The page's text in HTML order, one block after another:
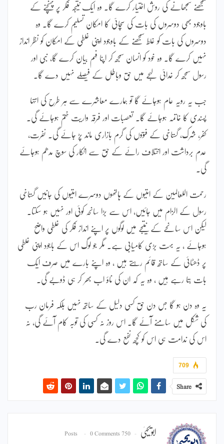
سمجھنے سمجھانے کی روش اختیار کرے گا۔ وہ ایک نتیجہ فکر پر پہنچنے کے
باوجود بھی دوسروں کی بات کی سچائی کا امکان تسلیم کرے گا۔ وہ
دوسروں کی بات کو غلط سمجھنے کے باوجود اپنی غلطی کے امکان کو نظر انداز
نہیں کرے گا۔ وہ خود کو انسان سمجھ کر اپنا فہم بیان کرے گا، نبی اور
رسول سمجھ کر خدائی لہجے میں حق وباطل کے فیصلے نہیں دے گا۔
جب یہ رویہ عام ہوجائے گا تو ہمارے معاشرے سے ہر طرح کی انتہا
پسندی کا خاتمہ ہوجائے گا۔ تعصبات اور فرقہ واریت ختم ہوجائے گی۔
کفر، شرک، گستاخی کے فتووں کی گرم بازاری ماند پڑ جائے گی۔ نفرت،
عدم برداشت اور اختلاف رائے کے حق سے انکار کی سوچ مدھم ہوجائے
گی۔
رحمت اللعالمین کے امتیوں کے ہاتھوں دوسرے امتیوں کی جانیں گستاخی
رسول کے الزام میں جائیں، اس سے بڑا سانحہ کوئی اور نہیں ہو سکتا۔
لیکن اس سانحے کے نتیجے میں لوگوں پر اپنے انداز فکر کی غلطی واضح
ہوجائے ، یہ بہت بڑی کامیابی ہے۔ مگر جو لوگ اس کے باجود اپنی غلطی
پر ڈھٹائی کے ساتھ قائم رہتے ہیں ، وہ اپنے بارے میں صرف ایک
بات بتا رہے ہیں ، وہ یہ کہ ان کی ناؤ اب بھر کر ہی ڈوبے گی۔
یہ وہ دن ہو گا جس دن حق کسی دلیل کے ساتھ نہیں بلکہ فرمان رب
کی شکل میں سامنے آئے گا۔ اس روز نہ کسی کی توبہ کام آئے گی، نہ
اس کی ندامت ہی اس کو کچھ نفع دے گی۔
709
Share
ابویحییٰ 750 Posts
0 Comments